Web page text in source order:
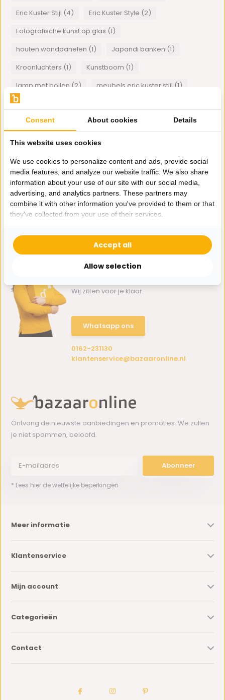
Eric Kuster Stijl (4)
Eric Kuster Style (2)
Fotografische kunst op glas (1)
houten wandpanelen (1)
Japandi banken (1)
Kroonluchters (1)
Kunstboom (1)
lamp met bollen (2)
meubels eric kuster stijl (1)
Plexiglas art (1)
spiegelmeubelen (1)
Tajine (1)
Verlichting in Restaurants (1)
visgraat meubels black bonito (1)
Wanddecoratie (1)
Woontips (1)
1van1artikelen
Wij zitten voor je klaar.
Whatsapp ons
0162-231130
klantenservice@bazaaronline.nl
Ontvang de nieuwste aanbiedingen en promoties. We zullen
je niet spammen, beloofd.
Abonneer
* Lees hier de wettelijke beperkingen
Meer informatie
Klantenservice
Mijn account
Categorieën
Contact
Consent About cookies Details
This website uses cookies
We use cookies to personalize content and ads, provide social
media features, and analyze our website traffic. We also share
information about your use of our site with our social media,
advertising, and analytics partners. These partners may
combine it with other information you've provided to them or that
they've collected from your use of their services.
Allow selection
Accept all